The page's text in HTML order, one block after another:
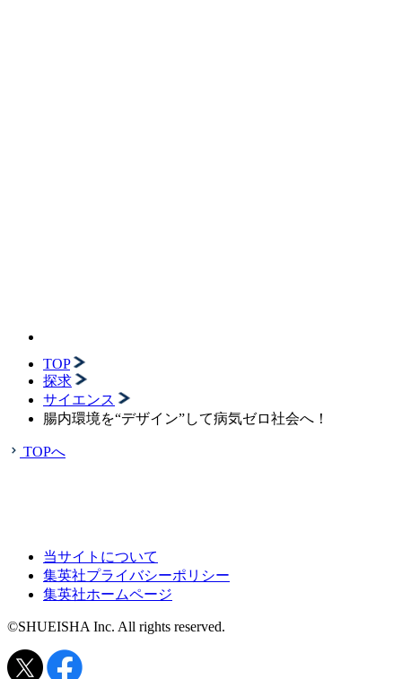
TOP
探求
サイエンス
腸内環境を“デザイン”して病気ゼロ社会へ！
TOPへ
当サイトについて
集英社プライバシーポリシー
集英社ホームページ
©SHUEISHA Inc. All rights reserved.